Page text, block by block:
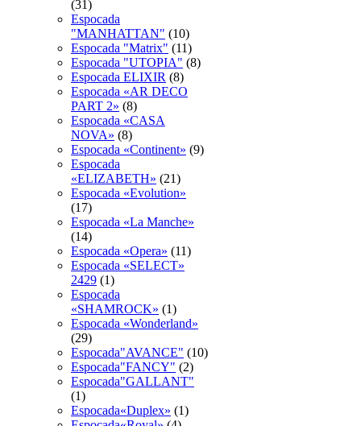
(31)
Espocada
"MANHATTAN" (10)
Espocada "Matrix" (11)
Espocada "UTOPIA" (8)
Espocada ELIXIR (8)
Espocada «AR DECO
PART 2» (8)
Espocada «CASA
NOVA» (8)
Espocada «Continent» (9)
Espocada
«ELIZABETH» (21)
Espocada «Evolution»
(17)
Espocada «La Manche»
(14)
Espocada «Opera» (11)
Espocada «SELECT»
2429 (1)
Espocada
«SHAMROCK» (1)
Espocada «Wonderland»
(29)
Espocada"AVANCE" (10)
Espocada"FANCY" (2)
Espocada"GALLANT"
(1)
Espocada«Duplex» (1)